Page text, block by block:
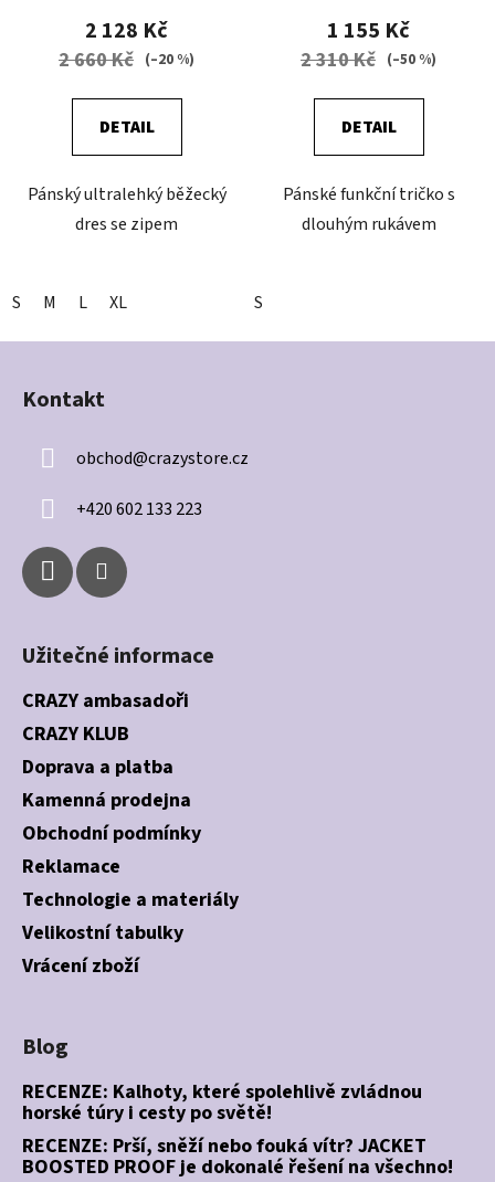
2 128 Kč
2 660 Kč (–20 %)
DETAIL
Pánský ultralehký běžecký
dres se zipem
S M L XL
1 155 Kč
2 310 Kč (–50 %)
DETAIL
Pánské funkční tričko s
dlouhým rukávem
S
Z
Kontakt
obchod@crazystore.cz
+420 602 133 223
Užitečné informace
CRAZY ambasadoři
CRAZY KLUB
Doprava a platba
Kamenná prodejna
Obchodní podmínky
Reklamace
Technologie a materiály
Velikostní tabulky
Vrácení zboží
Blog
RECENZE: Kalhoty, které spolehlivě zvládnou
horské túry i cesty po světě!
RECENZE: Prší, sněží nebo fouká vítr? JACKET
BOOSTED PROOF je dokonalé řešení na všechno!